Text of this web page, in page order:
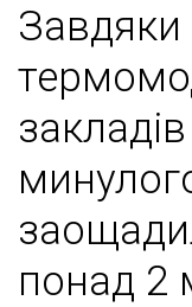
Завдяки
понад 2